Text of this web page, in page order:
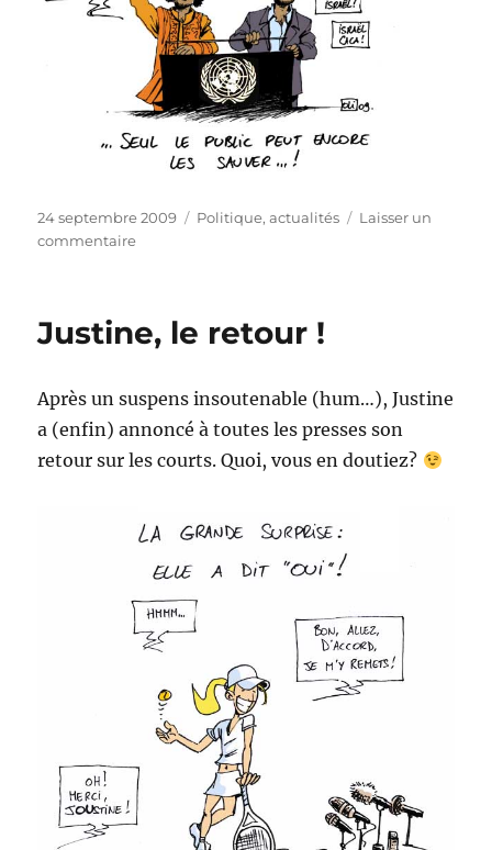
Publié
le
24 septembre 2009 Catégories
Politique, actualités
Laisser un
commentairesur
Justine, le retour !
Après un suspens insoutenable (hum…), Justine
a (enfin) annoncé à toutes les presses son
retour sur les courts. Quoi, vous en doutiez?